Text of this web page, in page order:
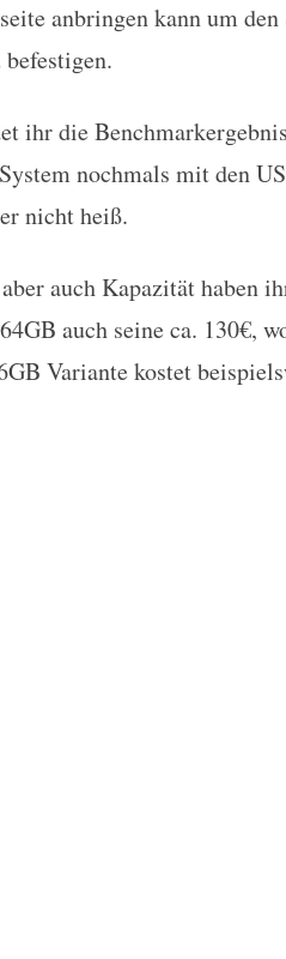
anbringen kann um
ihr die
nochmals mit den
nicht heiß.
auch Kapazität haben
auch seine ca. 130€,
Variante kostet